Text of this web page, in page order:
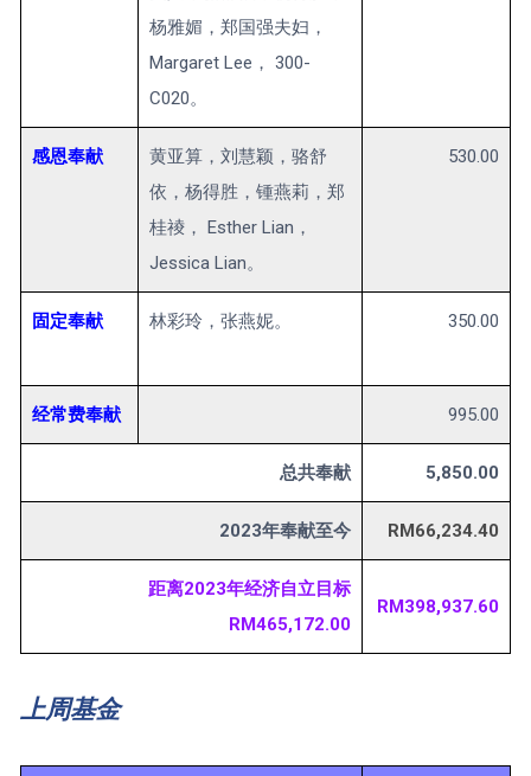
杨雅媚，郑国强夫妇，
Margaret Lee， 300-
C020。
感恩奉献
黄亚算，刘慧颖，骆舒
依，杨得胜，锺燕莉，郑
桂祾， Esther Lian，
Jessica Lian。
530.00
固定奉献 林彩玲，张燕妮。 350.00
经常费奉献 995.00
总共奉献 5,850.00
2023年奉献至今 RM66,234.40
距离2023年经济自立目标
RM465,172.00
RM398,937.60
上周基金